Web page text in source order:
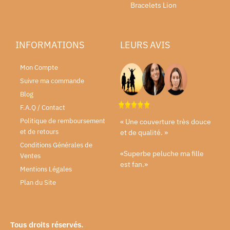
Bracelets Lion
INFORMATIONS
Mon Compte
Suivre ma commande
Blog
F.A.Q / Contact
Politique de remboursement
et de retours
Conditions Générales de
Ventes
Mentions Légales
Plan du Site
LEURS AVIS
« Une couverture très douce
et de qualité. »
«Superbe peluche ma fille
est fan.»
Tous droits réservés.